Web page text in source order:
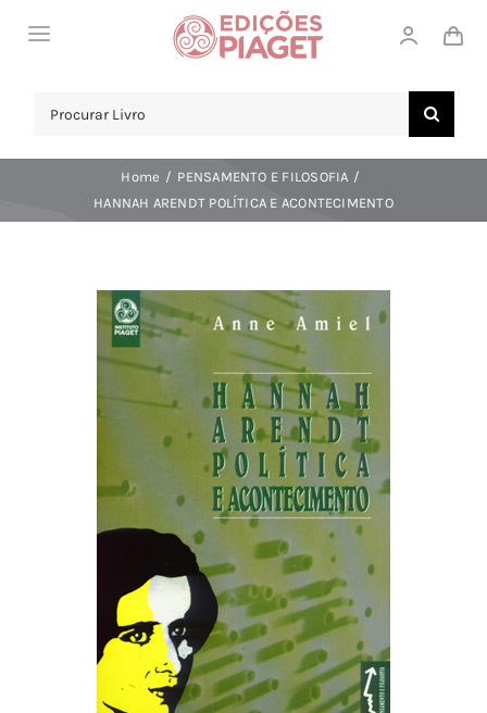
Toggle
NOTICIAS
COMPRAR!
Search
Home
PENSAMENTO E FILOSOFIA
HANNAH ARENDT POLÍTICA E ACONTECIMENTO